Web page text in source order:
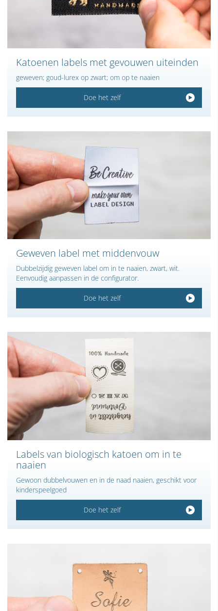
Katoenen labels met gevouwen uiteinden
geweven; goud-lurex op zwart; om op te naaien
Doe het zelf
Geweven label met middenvouw
Dubbelzijdig geweven label om in te naaien, zwart, wit.
Eenvoudig aanpassen in de configurator.
Doe het zelf
Labels van biologisch katoen om in te
naaien
Gewoon dubbelvouwen en in de naad naaien, geschikt voor
kinderspeelgoed
Doe het zelf